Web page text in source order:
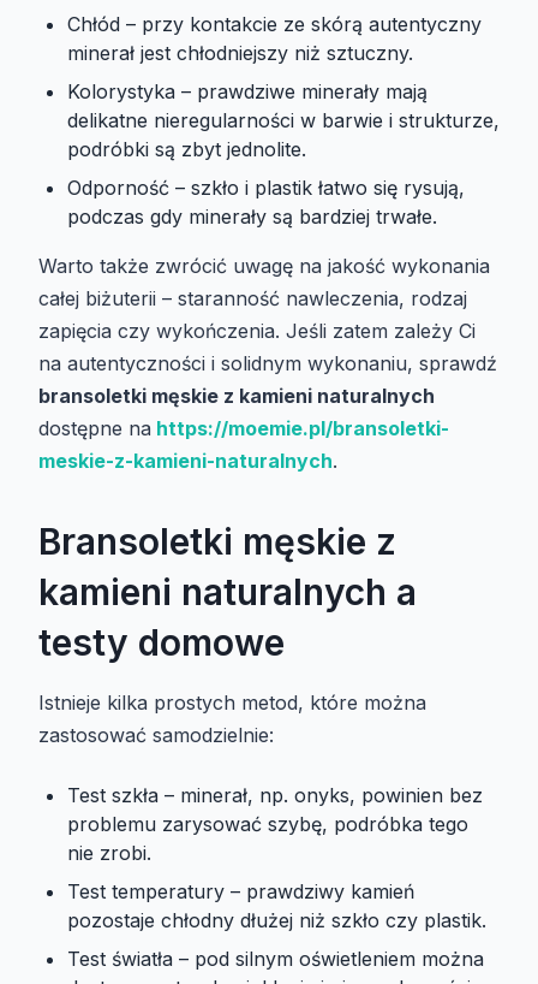
Chłód – przy kontakcie ze skórą autentyczny
minerał jest chłodniejszy niż sztuczny.
Kolorystyka – prawdziwe minerały mają
delikatne nieregularności w barwie i strukturze,
podróbki są zbyt jednolite.
Odporność – szkło i plastik łatwo się rysują,
podczas gdy minerały są bardziej trwałe.
Warto także zwrócić uwagę na jakość wykonania
całej biżuterii – staranność nawleczenia, rodzaj
zapięcia czy wykończenia. Jeśli zatem zależy Ci
na autentyczności i solidnym wykonaniu, sprawdź
bransoletki męskie z kamieni naturalnych
dostępne na https://moemie.pl/bransoletki-
meskie-z-kamieni-naturalnych.
Bransoletki męskie z
kamieni naturalnych a
testy domowe
Istnieje kilka prostych metod, które można
zastosować samodzielnie:
Test szkła – minerał, np. onyks, powinien bez
problemu zarysować szybę, podróbka tego
nie zrobi.
Test temperatury – prawdziwy kamień
pozostaje chłodny dłużej niż szkło czy plastik.
Test światła – pod silnym oświetleniem można